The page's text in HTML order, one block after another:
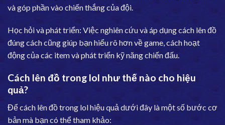
và góp phần vào chiến thắng của đội.
Học hỏi và phát triển: Việc nghiên cứu và áp dụng cách lên đồ
đúng cách cũng giúp bạn hiểu rõ hơn về game, cách hoạt
động của các item và phát triển kỹ năng chiến đấu.
Cách lên đồ trong lol như thế nào cho hiệu
quả?
Để cách lên đồ trong lol hiệu quả dưới đây là một số bước cơ
bản mà bạn có thể tham khảo: